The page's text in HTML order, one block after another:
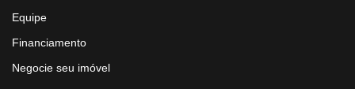
Equipe
Financiamento
Negocie seu imóvel